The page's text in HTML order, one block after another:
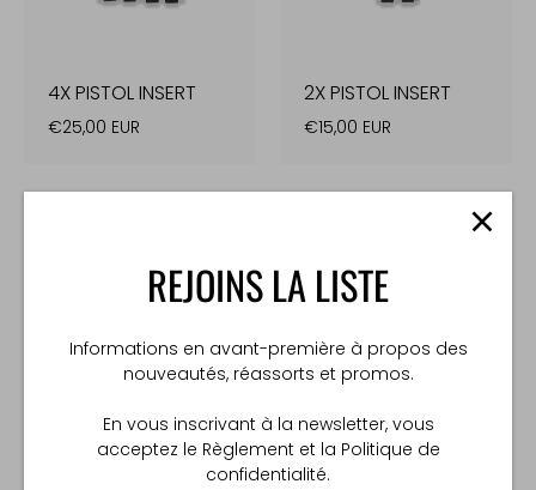
4X PISTOL INSERT
€25,00 EUR
2X PISTOL INSERT
€15,00 EUR
PULL TAB KIT
ZIPPER POUCH
INSERT
REJOINS LA LISTE
Informations en avant-première à propos des
nouveautés, réassorts et promos.
En vous inscrivant à la newsletter, vous
acceptez le Règlement et la Politique de
confidentialité.